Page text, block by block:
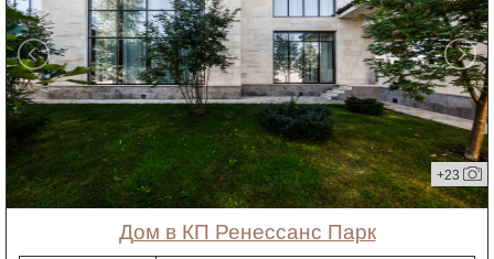
+23
дом в КП Ренессанс Парк